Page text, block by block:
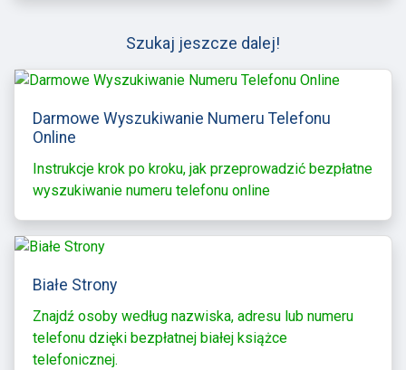
Szukaj jeszcze dalej!
Darmowe Wyszukiwanie Numeru Telefonu
Online
Instrukcje krok po kroku, jak przeprowadzić bezpłatne
wyszukiwanie numeru telefonu online
Białe Strony
Znajdź osoby według nazwiska, adresu lub numeru
telefonu dzięki bezpłatnej białej książce
telefonicznej.